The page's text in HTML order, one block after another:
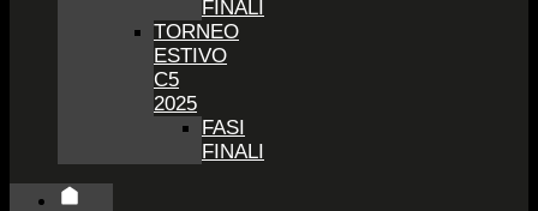
FINALI
TORNEO
ESTIVO
C5
2025
FASI
FINALI